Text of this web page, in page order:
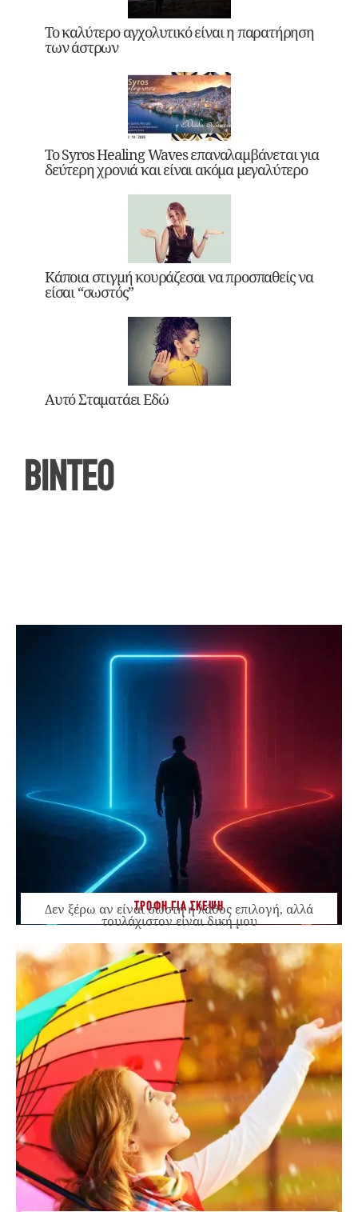
Το καλύτερο αγχολυτικό είναι η παρατήρηση
των άστρων
Το Syros Healing Waves επαναλαμβάνεται για
δεύτερη χρονιά και είναι ακόμα μεγαλύτερο
Κάποια στιγμή κουράζεσαι να προσπαθείς να
είσαι “σωστός”
Αυτό Σταματάει Εδώ
ΒΙΝΤΕΟ
ΤΡΟΦΗ ΓΙΑ ΣΚΕΨΗ
Δεν ξέρω αν είναι σωστή ή λάθος επιλογή, αλλά
τουλάχιστον είναι δική μου